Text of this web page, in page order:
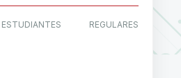
REGULARES